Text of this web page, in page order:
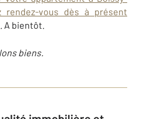
rendez-vous dès à présent
. A bientôt.
biens.